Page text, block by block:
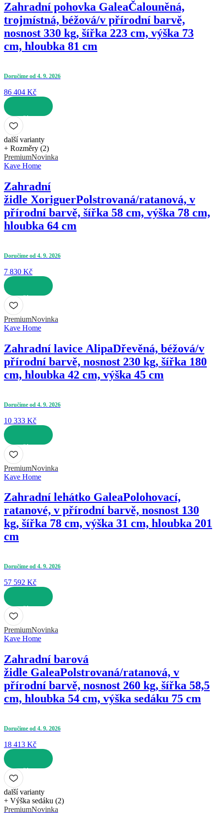
Zahradní pohovka GaleaČalouněná,
trojmístná, béžová/v přírodní barvě,
nosnost 330 kg, šířka 223 cm, výška 73
cm, hloubka 81 cm
Doručíme od 4. 9. 2026
86 404 Kč
DO KOŠÍKU
další varianty
+ Rozměry (2)
PremiumNovinka
Kave Home
Zahradní
židle XoriguerPolstrovaná/ratanová, v
přírodní barvě, šířka 58 cm, výška 78 cm,
hloubka 64 cm
Doručíme od 4. 9. 2026
7 830 Kč
DO KOŠÍKU
PremiumNovinka
Kave Home
Zahradní lavice AlipaDřevěná, béžová/v
přírodní barvě, nosnost 230 kg, šířka 180
cm, hloubka 42 cm, výška 45 cm
Doručíme od 4. 9. 2026
10 333 Kč
DO KOŠÍKU
PremiumNovinka
Kave Home
Zahradní lehátko GaleaPolohovací,
ratanové, v přírodní barvě, nosnost 130
kg, šířka 78 cm, výška 31 cm, hloubka 201
cm
Doručíme od 4. 9. 2026
57 592 Kč
DO KOŠÍKU
PremiumNovinka
Kave Home
Zahradní barová
židle GaleaPolstrovaná/ratanová, v
přírodní barvě, nosnost 260 kg, šířka 58,5
cm, hloubka 54 cm, výška sedáku 75 cm
Doručíme od 4. 9. 2026
18 413 Kč
DO KOŠÍKU
další varianty
+ Výška sedáku (2)
PremiumNovinka